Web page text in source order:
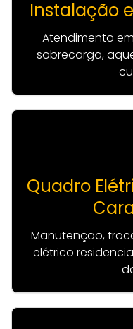
Instalação
Atendimento
sobrecarga,
Quadro
Manutenção,
elétrico